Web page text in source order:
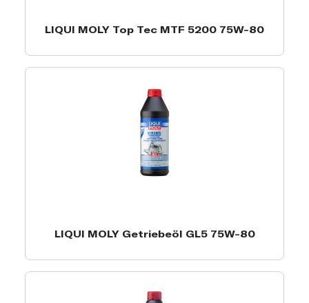
LIQUI MOLY Top Tec MTF 5200 75W-80
LIQUI MOLY Getriebeöl GL5 75W-80